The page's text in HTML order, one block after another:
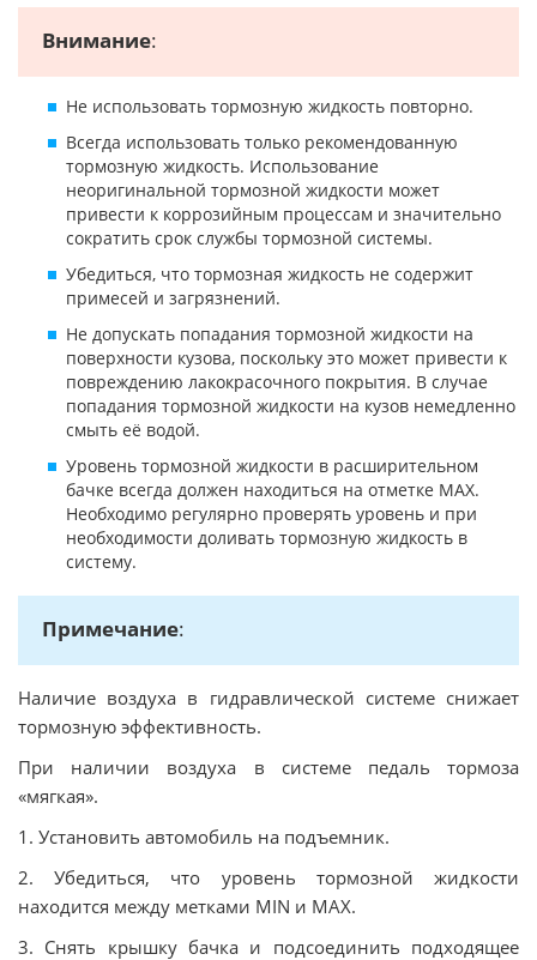
Внимание:
Не использовать тормозную жидкость повторно.
Всегда использовать только рекомендованную
тормозную жидкость. Использование
неоригинальной тормозной жидкости может
привести к коррозийным процессам и значительно
сократить срок службы тормозной системы.
Убедиться, что тормозная жидкость не содержит
примесей и загрязнений.
Не допускать попадания тормозной жидкости на
поверхности кузова, поскольку это может привести к
повреждению лакокрасочного покрытия. В случае
попадания тормозной жидкости на кузов немедленно
смыть её водой.
Уровень тормозной жидкости в расширительном
бачке всегда должен находиться на отметке МАХ.
Необходимо регулярно проверять уровень и при
необходимости доливать тормозную жидкость в
систему.
Примечание:
Наличие воздуха в гидравлической системе снижает
тормозную эффективность.
При наличии воздуха в системе педаль тормоза
«мягкая».
1. Установить автомобиль на подъемник.
2. Убедиться, что уровень тормозной жидкости
находится между метками MIN и MAX.
3. Снять крышку бачка и подсоединить подходящее